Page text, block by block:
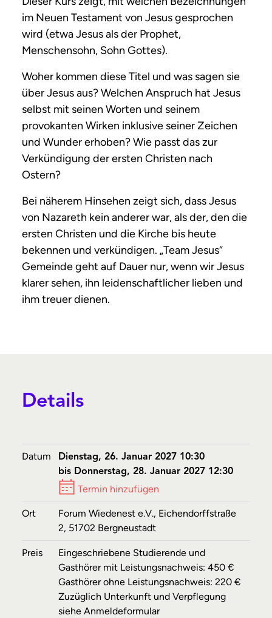
im Neuen Testament von Jesus gesprochen
wird (etwa Jesus als der Prophet,
Menschensohn, Sohn Gottes).
Woher kommen diese Titel und was sagen sie
über Jesus aus? Welchen Anspruch hat Jesus
selbst mit seinen Worten und seinem
provokanten Wirken inklusive seiner Zeichen
und Wunder erhoben? Wie passt das zur
Verkündigung der ersten Christen nach
Ostern?
Bei näherem Hinsehen zeigt sich, dass Jesus
von Nazareth kein anderer war, als der, den die
ersten Christen und die Kirche bis heute
bekennen und verkündigen. „Team Jesus“
Gemeinde geht auf Dauer nur, wenn wir Jesus
klarer sehen, ihn leidenschaftlicher lieben und
ihm treuer dienen.
Details
Datum
Dienstag, 26. Januar 2027 10:30
bis Donnerstag, 28. Januar 2027 12:30
Termin hinzufügen
Ort
Forum Wiedenest e.V., Eichendorffstraße
2, 51702 Bergneustadt
Preis
Eingeschriebene Studierende und
Gasthörer mit Leistungsnachweis: 450 €
Gasthörer ohne Leistungsnachweis: 220 €
Zuzüglich Unterkunft und Verpflegung
siehe Anmeldeformular